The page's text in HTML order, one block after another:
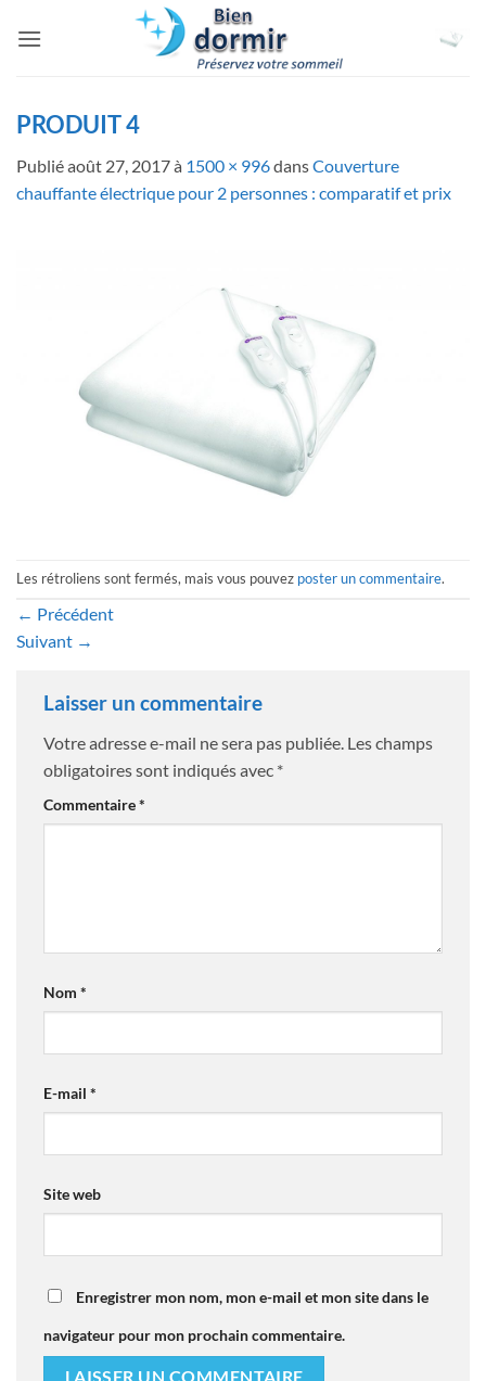
PRODUIT 4
Publiéaoût 27, 2017à 1500 × 996dansCouverture
chauffante électrique pour 2 personnes : comparatif et prix
Les rétroliens sont fermés, mais vous pouvez poster un commentaire.
← Précédent
Suivant →
Laisser un commentaire
Votre adresse e-mail ne sera pas publiée. Les champs
obligatoires sont indiqués avec *
Commentaire*
Nom *
E-mail *
Site web
Enregistrer mon nom, mon e-mail et mon site dans le
navigateur pour mon prochain commentaire.